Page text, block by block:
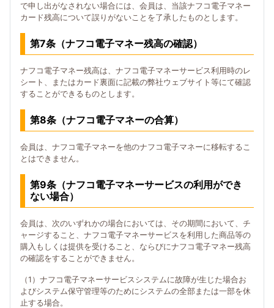
で申し出がなされない場合には、会員は、当該ナフコ電子マネー
カード残高について誤りがないことを了承したものとします。
第7条（ナフコ電子マネー残高の確認）
ナフコ電子マネー残高は、ナフコ電子マネーサービス利用時のレ
シート、またはカード裏面に記載の弊社ウェブサイト等にて確認
することができるものとします。
第8条（ナフコ電子マネーの合算）
会員は、ナフコ電子マネーを他のナフコ電子マネーに移転するこ
とはできません。
第9条（ナフコ電子マネーサービスの利用ができ
ない場合）
会員は、次のいずれかの場合においては、その期間において、チ
ャージすること、ナフコ電子マネーサービスを利用した商品等の
購入もしくは提供を受けること、ならびにナフコ電子マネー残高
の確認をすることができません。
（1）ナフコ電子マネーサービスシステムに故障が生じた場合お
よびシステム保守管理等のためにシステムの全部または一部を休
止する場合。